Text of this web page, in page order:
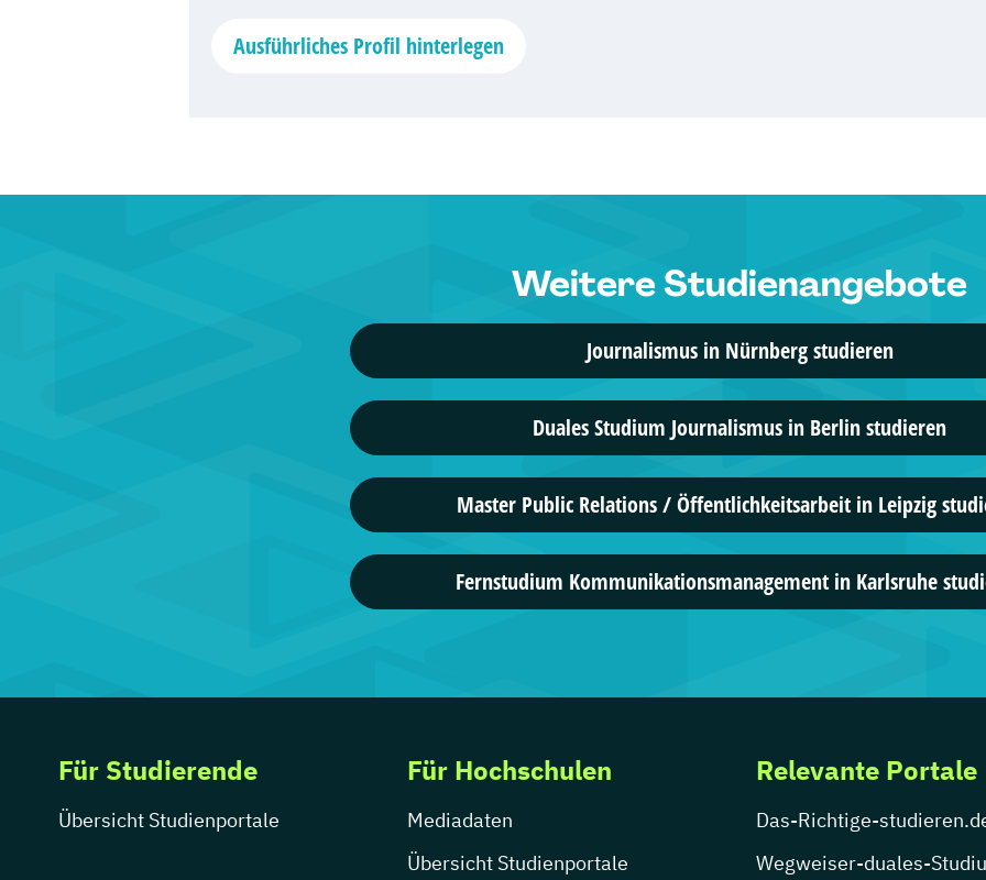
Ausführliches Profil hinterlegen
Weitere Studienangebote
Journalismus in Nürnberg studieren
Duales Studium Journalismus in Berlin studieren
Master Public Relations / Öffentlichkeitsarbeit in Leipzig
Fernstudium Kommunikationsmanagement in Karlsruhe
Für Studierende
Übersicht Studienportale
Für Hochschulen
Mediadaten
Übersicht Studienportale
Relevante Portale
Das-Richtige-
Wegweiser-duales-